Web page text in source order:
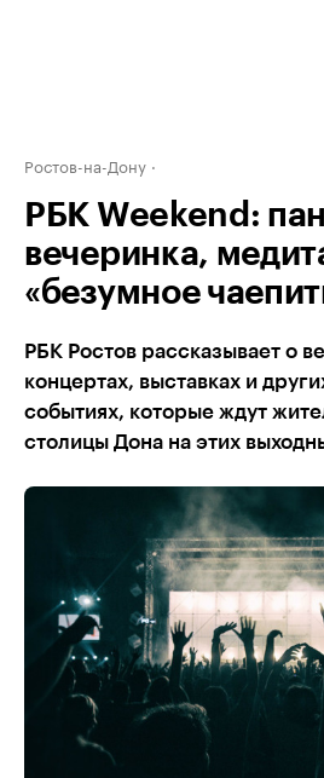
Ростов-на-Дону
РБК Weekend:
вечеринка,
«безумное
РБК Ростов рассказывает о
концертах, выставках и
событиях, которые ждут
столицы Дона на этих